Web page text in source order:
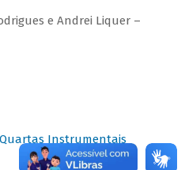
e Andrei Liquer –
Instrumentais